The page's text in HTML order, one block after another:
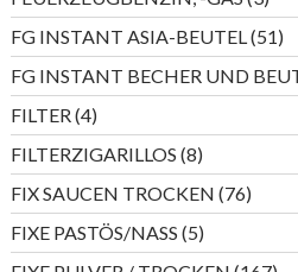
FG INSTANT ASIA-BEUTEL 5151
FG INSTANT BECHER UND
FILTER 44
Produkte
FILTERZIGARILLOS 88
Produkte
FIX SAUCEN TROCKEN 7676
FIXE PASTÖS/NASS 55
Produkte